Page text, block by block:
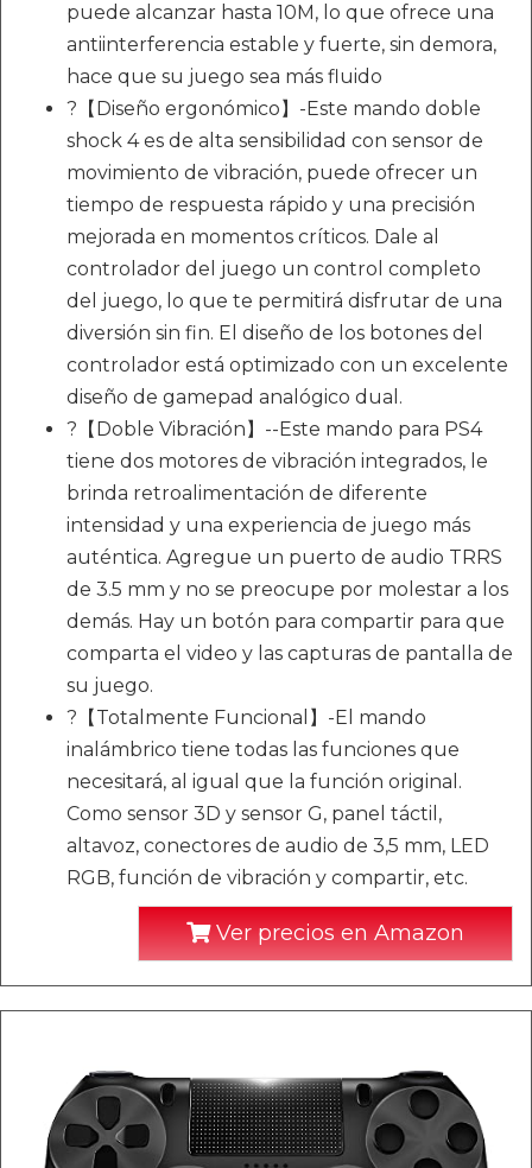
puede alcanzar hasta 10M, lo que ofrece una
antiinterferencia estable y fuerte, sin demora,
hace que su juego sea más fluido
?【Diseño ergonómico】-Este mando doble
shock 4 es de alta sensibilidad con sensor de
movimiento de vibración, puede ofrecer un
tiempo de respuesta rápido y una precisión
mejorada en momentos críticos. Dale al
controlador del juego un control completo
del juego, lo que te permitirá disfrutar de una
diversión sin fin. El diseño de los botones del
controlador está optimizado con un excelente
diseño de gamepad analógico dual.
?【Doble Vibración】--Este mando para PS4
tiene dos motores de vibración integrados, le
brinda retroalimentación de diferente
intensidad y una experiencia de juego más
auténtica. Agregue un puerto de audio TRRS
de 3.5 mm y no se preocupe por molestar a los
demás. Hay un botón para compartir para que
comparta el video y las capturas de pantalla de
su juego.
?【Totalmente Funcional】-El mando
inalámbrico tiene todas las funciones que
necesitará, al igual que la función original.
Como sensor 3D y sensor G, panel táctil,
altavoz, conectores de audio de 3,5 mm, LED
RGB, función de vibración y compartir, etc.
Ver precios en Amazon